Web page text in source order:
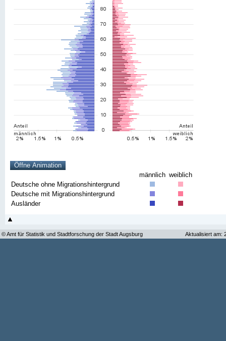
männlich weiblich
Deutsche ohne Migrationshintergrund
Deutsche mit Migrationshintergrund
Ausländer
© Amt für Statistik und Stadtforschung der Stadt Augsburg Aktualisiert am: